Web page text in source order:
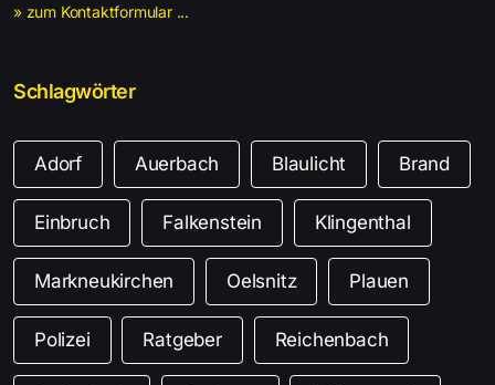
» zum Kontaktformular ...
Schlagwörter
Adorf Auerbach Blaulicht Brand
Einbruch Falkenstein Klingenthal
Markneukirchen Oelsnitz Plauen
Polizei Ratgeber Reichenbach